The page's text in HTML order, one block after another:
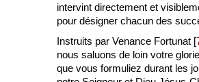
intervint directement et
pour désigner chacun des
Instruits par Venance Fortunat [
nous saluons de loin votre
que vous formuliez durant les